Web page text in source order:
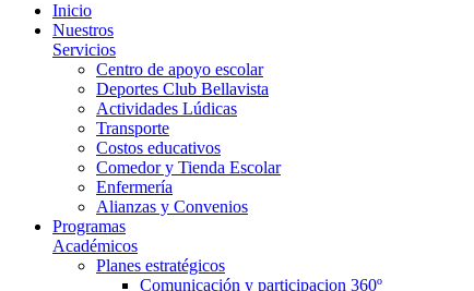
Inicio
Nuestros
Servicios
Centro de apoyo escolar
Deportes Club Bellavista
Actividades Lúdicas
Transporte
Costos educativos
Comedor y Tienda Escolar
Enfermería
Alianzas y Convenios
Programas
Académicos
Planes estratégicos
Comunicación y participacion 360º